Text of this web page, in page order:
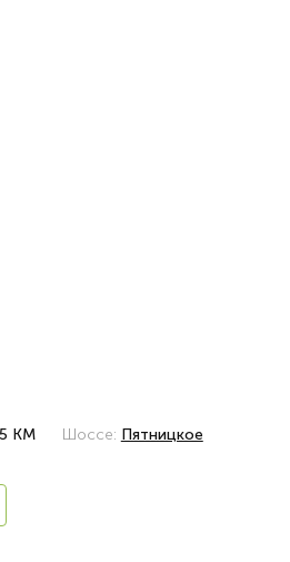
КМ Шоссе: Пятницкое